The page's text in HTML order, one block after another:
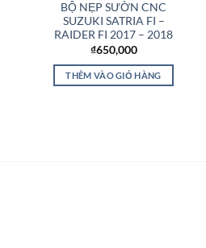
BỘ NẸP SƯỜN CNC
SUZUKI SATRIA FI –
RAIDER FI 2017 – 2018
₫650,000
THÊM VÀO GIỎ HÀNG